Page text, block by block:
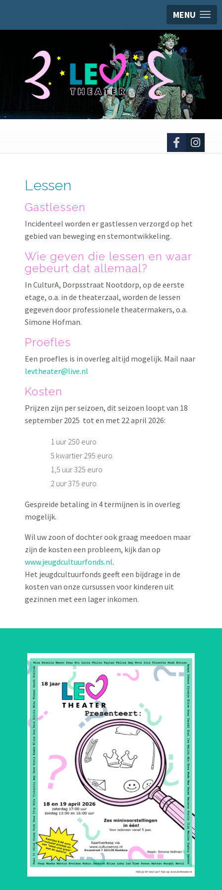
MENU
Lessen
Gastlessen
Incidenteel worden er gastlessen verzorgd op het
gebied van beweging en stemontwikkeling.
Wie geven die lessen en waar
gebeurt dat allemaal?
In CulturA, Dorpsstraat Nootdorp, op de eerste
etage, o.a. in de theaterzaal, worden de lessen
gegeven door professionele theatermakers, o.a.
Simone Hofman.
Proefles
Een proefles is in overleg altijd mogelijk. Mail naar
levtheater@live.nl
Kosten
Prijzen zijn per seizoen, dit seizoen loopt van 18
september 2025 tot en met 22 april 2026:
1 uur 250 euro
5 kwartier 295 euro
1,5 uur 325 euro
2 uur 375 euro
Gespreide betaling in 4 termijnen is in overleg
mogelijk.
Wil uw zoon of dochter ook graag meedoen maar
zijn de kosten een probleem, kijk dan op
www.jeugdcultuurfonds.nl.
Het jeugdcultuurfonds geeft een bijdrage in de
kosten van onze cursussen voor kinderen uit
gezinnen met een lager inkomen.